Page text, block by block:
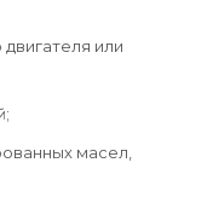
или
масел,